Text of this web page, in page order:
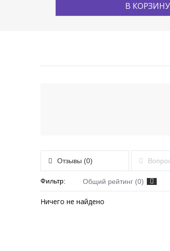
В КОРЗИНУ
Отзывы (0)
Фильтр: Общий рейтинг (0)
Ничего не найдено